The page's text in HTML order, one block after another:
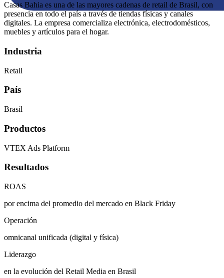
Casas Bahia es una de las mayores cadenas de retail de Brasil, con
presencia en todo el país a través de tiendas físicas y canales
digitales. La empresa comercializa electrónica, electrodomésticos,
muebles y artículos para el hogar.
Industria
Retail
País
Brasil
Productos
VTEX Ads Platform
Resultados
ROAS
por encima del promedio del mercado en Black Friday
Operación
omnicanal unificada (digital y física)
Liderazgo
en la evolución del Retail Media en Brasil